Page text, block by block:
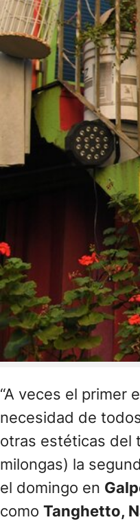
“A veces el primer
necesidad de
otras estéticas del
milongas) la
el domingo en
como Tanghetto,